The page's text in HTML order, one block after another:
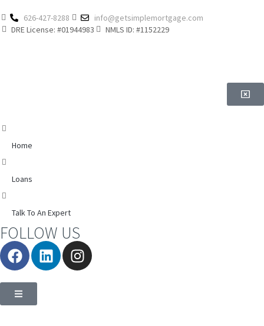
626-427-8288
info@getsimplemortgage.com
DRE License: #01944983
NMLS ID: #1152229
Home
Loans
Talk To An Expert
FOLLOW US